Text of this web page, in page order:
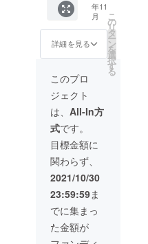
禍でも笑っ
て過ごせる
世の中の一
翼を担いた
いと考えて
います。
ご質問があ
ればお気軽
にお問い合
わせくださ
い。
よろしくお
願いいたし
ます。
380×32
5×245
㎝ 重
量：約
ポリエ
ステ
ル、ポ
リプロ
ピレン
カ
ラー：
サンド
ベー
ジュ
10%OF
26,820
円(一般
販売価
格
29,800
円) 特典
2：税・
送料込
み 商品
名：ワ
ンポー
ルテン
ト 収容
人数：4
～5名
サイ
ズ：約
380×32
5×245
㎝ 重
年11
月
詳細を見る
こ
の
リ
タ
ー
ン
を
選
択
す
る
このプロ
ジェクト
は、 All-In方
式です。
目標金額に
関わらず、
2021/10/30
23:59:59ま
でに集まっ
た金額が